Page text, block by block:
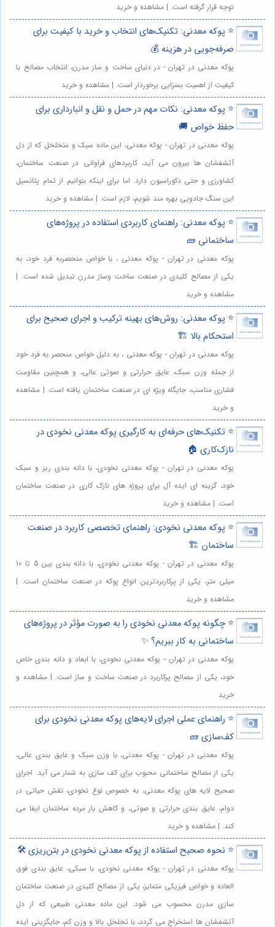
توجه قرار گرفته است. | مشاهده و خرید
⭐️ پوکه معدنی: تکنیک‌های انتخاب و خرید با کیفیت برای
صرفه‌جویی در هزینه 💰
پوکه معدنی در تهران - در دنیای ساخت و ساز مدرن، انتخاب مصالح با
کیفیت از اهمیت بسزایی برخوردار است. | مشاهده و خرید
⭐️ پوکه معدنی: نکات مهم در حمل و نقل و انبارداری برای
حفظ خواص 🚚
پوکه معدنی در تهران - پوکه معدنی، این ماده سبک و متخلخل که از دل
آتشفشان ها بیرون می آید، کاربردهای فراوانی در صنعت ساختمان،
کشاورزی و حتی دکوراسیون دارد. اما برای اینکه بتوانیم از تمام پتانسیل
این سنگ جادویی بهره مند شویم، لازم است. | مشاهده و خرید
⭐️ پوکه معدنی: راهنمای کاربردی استفاده در پروژه‌های
ساختمانی 🧱
پوکه معدنی در تهران - پوکه معدنی ، با خواص منحصربه فرد خود، به
یکی از مصالح کلیدی در صنعت ساخت وساز مدرن تبدیل شده است. |
مشاهده و خرید
⭐️ پوکه معدنی: روش‌های بهینه ترکیب و اجرای صحیح برای
استحکام بالا 🏗️
پوکه معدنی در تهران - پوکه معدنی ، به دلیل خواص منحصر به فرد خود
از جمله وزن سبک، عایق حرارتی و صوتی عالی، و همچنین مقاومت
فشاری مناسب، جایگاه ویژه ای در صنعت ساختمان یافته است. | مشاهده
و خرید
⭐️ تکنیک‌های حرفه‌ای به کارگیری پوکه معدنی نخودی در
نازک‌کاری 🏠
پوکه معدنی در تهران - پوکه معدنی نخودی، با دانه بندی ریز و سبک
خود، گزینه ای ایده آل برای پروژه های نازک کاری در صنعت ساختمان
است. | مشاهده و خرید
⭐️ پوکه معدنی نخودی: راهنمای تخصصی کاربرد در صنعت
ساختمان 🏗️
پوکه معدنی در تهران - پوکه معدنی نخودی، با دانه بندی بین 5 تا 10
میلی متر، یکی از پرکاربردترین انواع پوکه در صنعت ساختمان است. |
مشاهده و خرید
⭐️ چگونه پوکه معدنی نخودی را به صورت مؤثر در پروژه‌های
ساختمانی به کار ببریم؟ ✨
پوکه معدنی در تهران - پوکه معدنی نخودی، با ابعاد و دانه بندی خاص
خود، یکی از مصالح پرکاربرد در صنعت ساخت و ساز است. | مشاهده و
خرید
⭐️ راهنمای عملی اجرای لایه‌های پوکه معدنی نخودی برای
کف‌سازی 🧱
پوکه معدنی در تهران - پوکه معدنی، با وزن سبک و عایق بندی عالی،
یکی از مصالح ساختمانی محبوب برای کف سازی به شمار می آید. اجرای
صحیح لایه های پوکه معدنی، به خصوص نوع نخودی، نقش حیاتی در
دوام، عایق بندی حرارتی و صوتی، و کاهش بار مرده ساختمان ایفا می
کند. | مشاهده و خرید
⭐️ نحوه صحیح استفاده از پوکه معدنی نخودی در بتن‌ریزی 🛠️
پوکه معدنی در تهران - پوکه معدنی نخودی، با سبکی، عایق بندی فوق
العاده و خواص فیزیکی متمایز، یکی از مصالح کلیدی در صنعت ساختمان
سازی مدرن محسوب می شود. این ماده معدنی طبیعی که از دل
آتشفشان ها استخراج می گردد، با تخلخل بالا و وزن کم، جایگزینی ایده